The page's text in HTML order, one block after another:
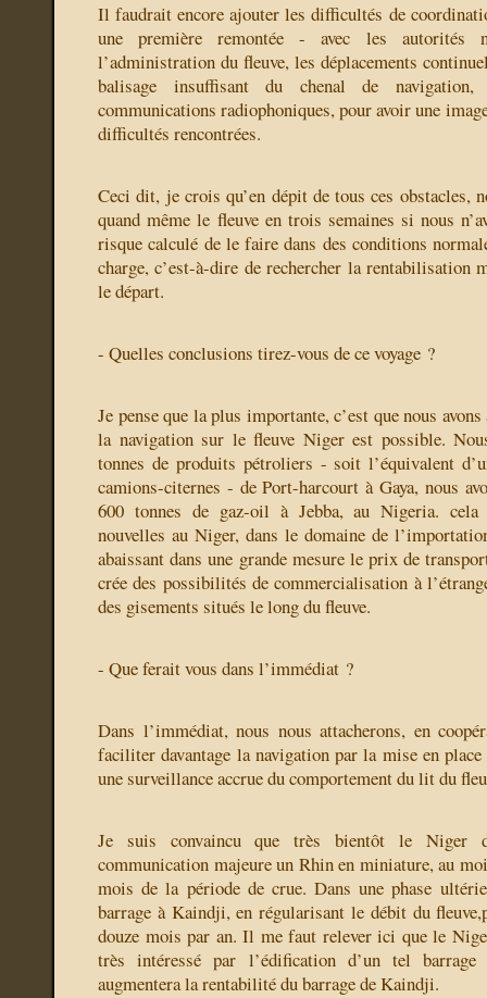
Il faudrait encore ajouter les difficultés de
une première remontée - avec les autorités
l’administration du fleuve, les déplacements
balisage insuffisant du chenal de
communications radiophoniques, pour avoir une
difficultés rencontrées.
Ceci dit, je crois qu’en dépit de tous ces obstacles,
quand même le fleuve en trois semaines si nous
risque calculé de le faire dans des conditions
charge, c’est-à-dire de rechercher la rentabilisation
le départ.
- Quelles conclusions tirez-vous de ce voyage ?
Je pense que la plus importante, c’est que nous
la navigation sur le fleuve Niger est possible.
tonnes de produits pétroliers - soit l’équivalent
camions-citernes - de Port-harcourt à Gaya, nous
600 tonnes de gaz-oil à Jebba, au Nigeria. cela
nouvelles au Niger, dans le domaine de
abaissant dans une grande mesure le prix de
crée des possibilités de commercialisation à
des gisements situés le long du fleuve.
- Que ferait vous dans l’immédiat ?
Dans l’immédiat, nous nous attacherons, en
faciliter davantage la navigation par la mise en place
une surveillance accrue du comportement du lit du
Je suis convaincu que très bientôt le Niger
communication majeure un Rhin en miniature, au
mois de la période de crue. Dans une phase
barrage à Kaindji, en régularisant le débit du
douze mois par an. Il me faut relever ici que le
très intéressé par l’édification d’un tel
augmentera la rentabilité du barrage de Kaindji.